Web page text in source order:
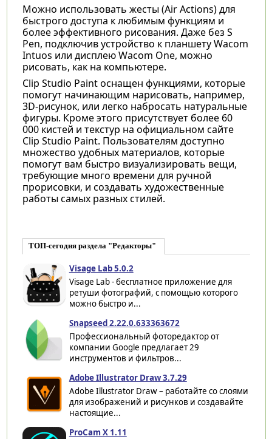
Можно использовать жесты (Air Actions) для
быстрого доступа к любимым функциям и
более эффективного рисования. Даже без S
Pen, подключив устройство к планшету Wacom
Intuos или дисплею Wacom One, можно
рисовать, как на компьютере.
Clip Studio Paint оснащен функциями, которые
помогут начинающим нарисовать, например,
3D-рисунок, или легко набросать натуральные
фигуры. Кроме этого присутствует более 60
000 кистей и текстур на официальном сайте
Clip Studio Paint. Пользователям доступно
множество удобных материалов, которые
помогут вам быстро визуализировать вещи,
требующие много времени для ручной
прорисовки, и создавать художественные
работы самых разных стилей.
ТОП-сегодня раздела "Редакторы"
Visage Lab 5.0.2
Visage Lab - бесплатное приложение для
ретуши фотографий, с помощью которого
можно быстро и...
Snapseed 2.22.0.633363672
Профессиональный фоторедактор от
компании Google предлагает 29
инструментов и фильтров...
Adobe Illustrator Draw 3.7.29
Adobe Illustrator Draw – работайте со слоями
для изображений и рисунков и создавайте
настоящие...
ProCam X 1.11